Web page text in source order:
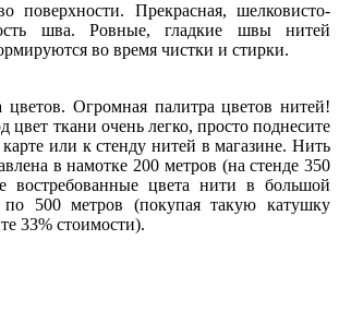
поверхности. Прекрасная, шелковисто-
шва. Ровные, гладкие швы нитей
во время чистки и стирки.
цветов. Огромная палитра цветов нитей!
цвет ткани очень легко, просто поднесите
или к стенду нитей в магазине. Нить
в намотке 200 метров (на стенде 350
востребованные цвета нити в большой
500 метров (покупая такую катушку
33% стоимости).